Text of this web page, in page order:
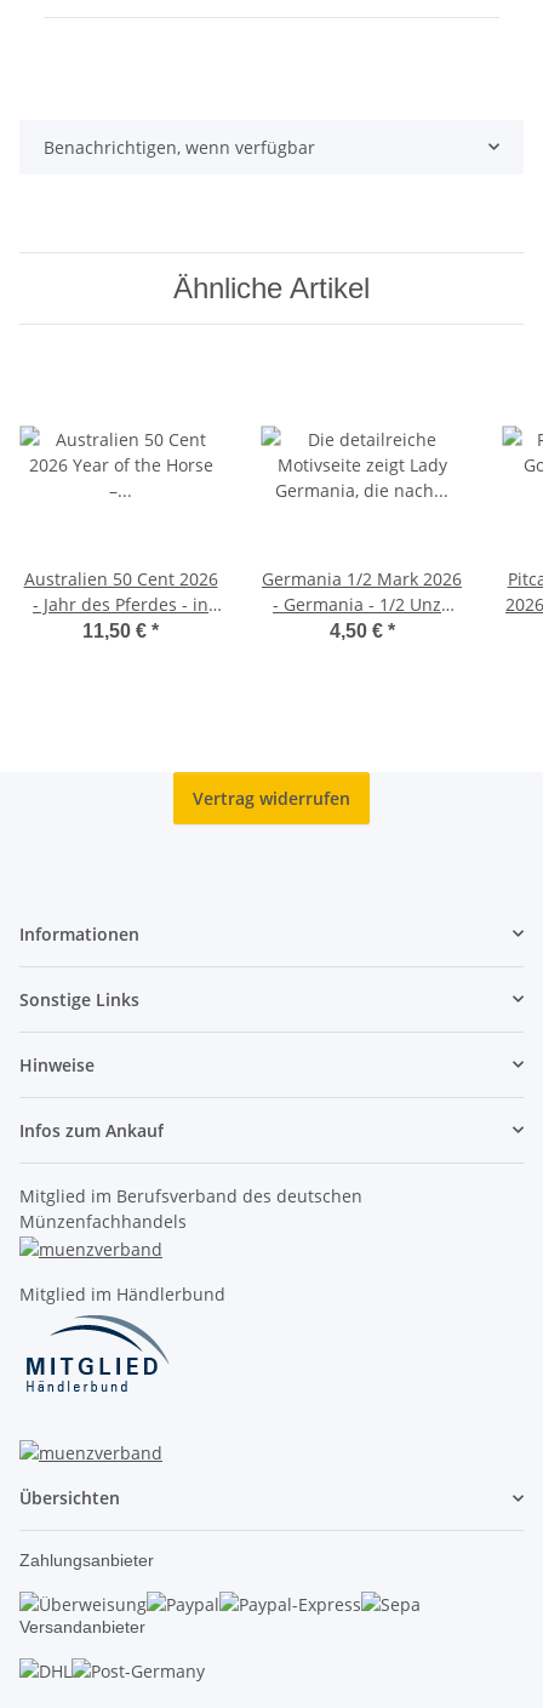
Benachrichtigen, wenn verfügbar
Ähnliche Artikel
Australien 50 Cent 2026
- Jahr des Pferdes - in
Coincard
11,50 € *
Germania 1/2 Mark 2026
- Germania - 1/2 Unze
Kupfer - Brilliant
4,50 € *
Vertrag widerrufen
Informationen
Sonstige Links
Hinweise
Infos zum Ankauf
Mitglied im Berufsverband des deutschen
Münzenfachhandels
Mitglied im Händlerbund
Übersichten
Zahlungsanbieter
Versandanbieter